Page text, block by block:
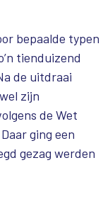
bepaalde typen
tienduizend
de uitdraai
zijn
de Wet
ging een
gezag werden